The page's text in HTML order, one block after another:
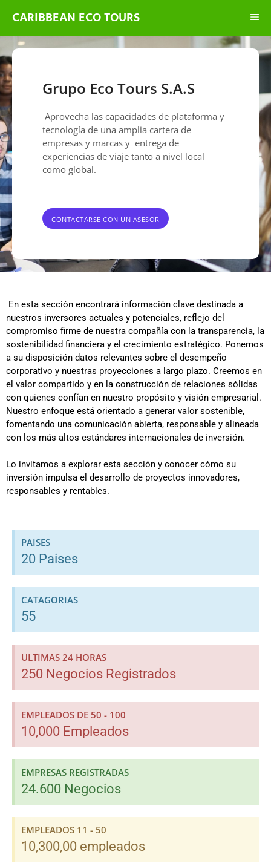
CARIBBEAN ECO TOURS
Grupo Eco Tours S.A.S
Aprovecha las capacidades de plataforma y
tecnología de una amplia cartera de
empresas y marcas y entrega de
experiencias de viaje tanto a nivel local
como global.
CONTACTARSE CON UN ASESOR
En esta sección encontrará información clave destinada a
nuestros inversores actuales y potenciales, reflejo del
compromiso firme de nuestra compañía con la transparencia, la
sostenibilidad financiera y el crecimiento estratégico. Ponemos
a su disposición datos relevantes sobre el desempeño
corporativo y nuestras proyecciones a largo plazo. Creemos en
el valor compartido y en la construcción de relaciones sólidas
con quienes confían en nuestro propósito y visión empresarial.
Nuestro enfoque está orientado a generar valor sostenible,
fomentando una comunicación abierta, responsable y alineada
con los más altos estándares internacionales de inversión.
Lo invitamos a explorar esta sección y conocer cómo su
inversión impulsa el desarrollo de proyectos innovadores,
responsables y rentables.
PAISES
20 Paises
CATAGORIAS
55
ULTIMAS 24 HORAS
250 Negocios Registrados
EMPLEADOS DE 50 - 100
10,000 Empleados
EMPRESAS REGISTRADAS
24.600 Negocios
EMPLEADOS 11 - 50
10,300,00 empleados